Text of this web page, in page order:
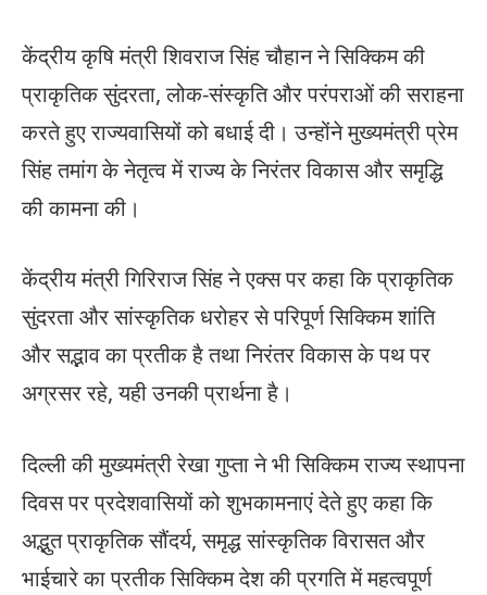
केंद्रीय कृषि मंत्री शिवराज सिंह चौहान ने सिक्किम की
प्राकृतिक सुंदरता, लोक-संस्कृति और परंपराओं की सराहना
करते हुए राज्यवासियों को बधाई दी। उन्होंने मुख्यमंत्री प्रेम
सिंह तमांग के नेतृत्व में राज्य के निरंतर विकास और समृद्धि
की कामना की।
केंद्रीय मंत्री गिरिराज सिंह ने एक्स पर कहा कि प्राकृतिक
सुंदरता और सांस्कृतिक धरोहर से परिपूर्ण सिक्किम शांति
और सद्भाव का प्रतीक है तथा निरंतर विकास के पथ पर
अग्रसर रहे, यही उनकी प्रार्थना है।
दिल्ली की मुख्यमंत्री रेखा गुप्ता ने भी सिक्किम राज्य स्थापना
दिवस पर प्रदेशवासियों को शुभकामनाएं देते हुए कहा कि
अद्भुत प्राकृतिक सौंदर्य, समृद्ध सांस्कृतिक विरासत और
भाईचारे का प्रतीक सिक्किम देश की प्रगति में महत्वपूर्ण